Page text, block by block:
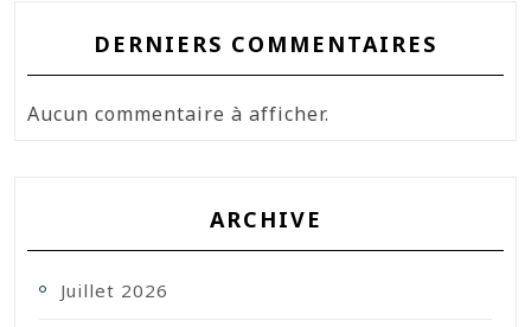
DERNIERS COMMENTAIRES
Aucun commentaire à afficher.
ARCHIVE
Juillet 2026